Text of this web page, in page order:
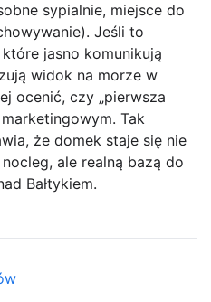
sypialnie, miejsce do
Jeśli to
jasno komunikują
widok na morze w
ocenić, czy „pierwsza
Tak
że domek staje się nie
ale realną bazą do
Bałtykiem.